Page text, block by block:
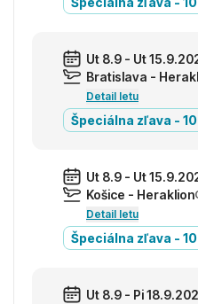
Ut 8.9 - Ut
Bratislava -
Detail letu
Špeciálna zľava -
Ut 8.9 - Ut
Košice - Heraklion
Detail letu
Špeciálna zľava -
Ut 8.9 - Pi